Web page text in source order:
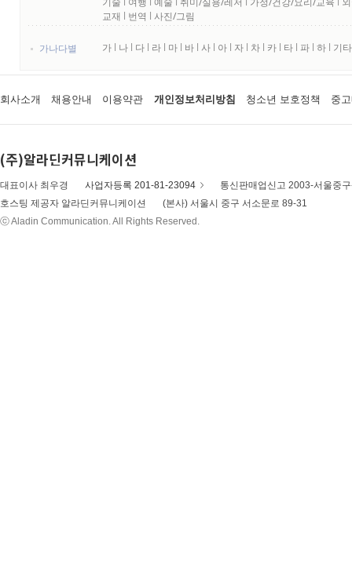
교재 l 번역 l 사진/그림
가나다별 가 l 나 l 다 l 라 l 마 l 바 l 사 l 아 l 자 l 차 l 카 l 타 l 파 l 하 l 기타
회사소개 채용안내 이용약관 개인정보처리방침 청소년 보호정책 중
(주)알라딘커뮤니케이션
대표이사 최우경 사업자등록 201-81-23094
통신판매업신고 2003-서울중
호스팅 제공자 알라딘커뮤니케이션
(본사) 서울시 중구 서소문로 89-31
ⓒ Aladin Communication. All Rights Reserved.